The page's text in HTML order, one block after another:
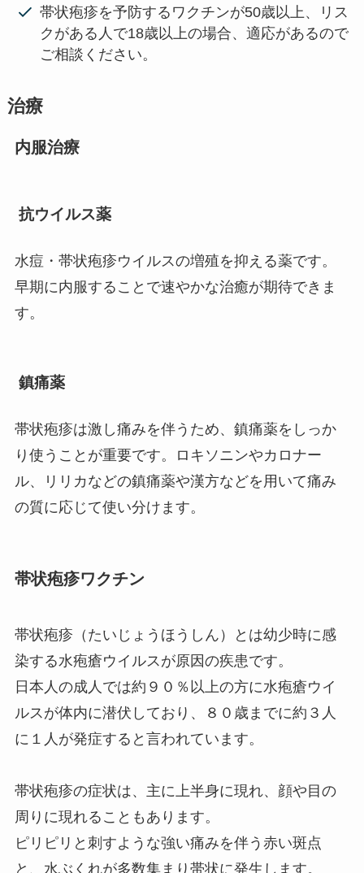
帯状疱疹を予防するワクチンが50歳以上、リス
クがある人で18歳以上の場合、適応があるので
ご相談ください。
治療
内服治療
抗ウイルス薬
水痘・帯状疱疹ウイルスの増殖を抑える薬です。
早期に内服することで速やかな治癒が期待できま
す。
鎮痛薬
帯状疱疹は激し痛みを伴うため、鎮痛薬をしっか
り使うことが重要です。ロキソニンやカロナー
ル、リリカなどの鎮痛薬や漢方などを用いて痛み
の質に応じて使い分けます。
帯状疱疹ワクチン
帯状疱疹（たいじょうほうしん）とは幼少時に感
染する水疱瘡ウイルスが原因の疾患です。
日本人の成人では約９０％以上の方に水疱瘡ウイ
ルスが体内に潜伏しており、８０歳までに約３人
に１人が発症すると言われています。
帯状疱疹の症状は、主に上半身に現れ、顔や目の
周りに現れることもあります。
ピリピリと刺すような強い痛みを伴う赤い斑点
と、水ぶくれが多数集まり帯状に発生します。